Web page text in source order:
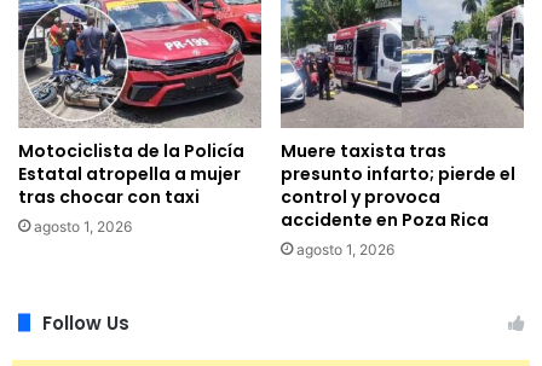
Motociclista de la Policía
Estatal atropella a mujer
tras chocar con taxi
agosto 1, 2026
Muere taxista tras
presunto infarto; pierde el
control y provoca
accidente en Poza Rica
agosto 1, 2026
Follow Us